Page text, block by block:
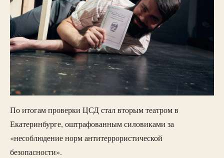
По итогам проверки ЦСД стал вторым театром в
Екатеринбурге, оштрафованным силовиками за
«несоблюдение норм антитеррористической
безопасности».